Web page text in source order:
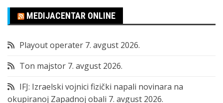
MEDIJACENTAR ONLINE
Playout operater 7. avgust 2026.
Ton majstor 7. avgust 2026.
IFJ: Izraelski vojnici fizički napali novinara na
okupiranoj Zapadnoj obali 7. avgust 2026.